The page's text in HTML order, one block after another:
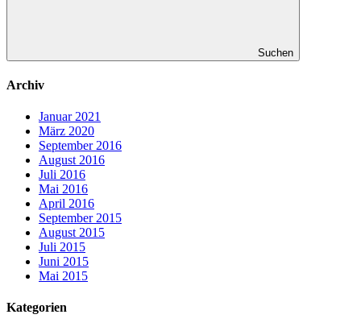
Suchen
Archiv
Januar 2021
März 2020
September 2016
August 2016
Juli 2016
Mai 2016
April 2016
September 2015
August 2015
Juli 2015
Juni 2015
Mai 2015
Kategorien